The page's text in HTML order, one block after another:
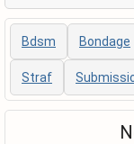
Bdsm Bondage
Straf